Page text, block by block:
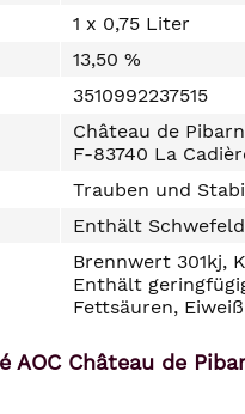
1 x 0,75 Liter
13,50 %
3510992237515
Château de
F-83740 La
Trauben und
Enthält
Brennwert 301kj,
Enthält
Fettsäuren,
AOC Château de